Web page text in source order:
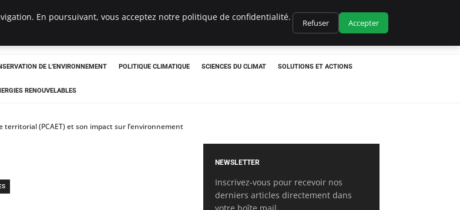
DE L'ENVIRONNEMENT POLITIQUE CLIMATIQUE SCIENCES DU CLIMAT SOLUTIONS ET ACTIONS
RENOUVELABLES
(PCAET) et son impact sur l’environnement
NEWSLETTER
Inscrivez-vous pour recevoir nos
derniers articles directement dans
En poursuivant, vous acceptez notre politique de confidentialité.
Refuser Accepter